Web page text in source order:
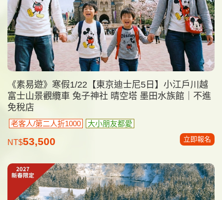
《素易遊》寒假1/22【東京迪士尼5日】小江戶川越
富士山景觀纜車 兔子神社 晴空塔 墨田水族館｜不進
免稅店
老客人/第二人折1000 大小朋友都愛
NT$53,500 立即報名